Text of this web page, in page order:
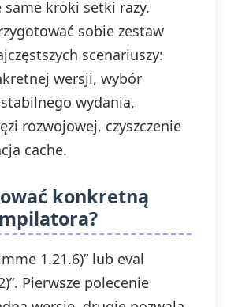
same kroki setki razy.
sobie zestaw
scenariuszy:
wersji, wybór
wydania,
rozwojowej, czyszczenie
cache.
konkretną
1.21.6)” lub eval
Pierwsze polecenie